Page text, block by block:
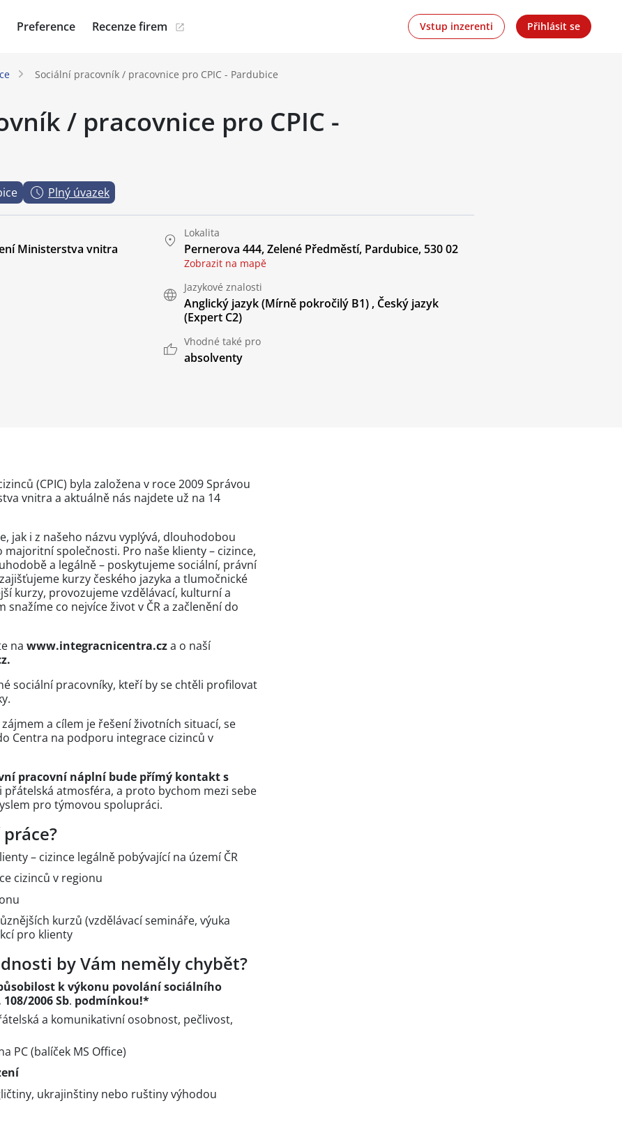
Preference Recenze firem Vstup inzerenti Přihlásit se
Sociální pracovník / pracovnice pro CPIC - Pardubice
/ pracovnice pro CPIC -
Plný úvazek
Ministerstva vnitra
Lokalita
Pernerova 444, Zelené Předměstí, Pardubice, 530 02
Zobrazit na mapě
Jazykové znalosti
Anglický jazyk(Mírně pokročilý B1) , Český jazyk
(Expert C2)
Vhodné také pro
absolventy
(CPIC) byla založena v roce 2009 Správou
vnitra a aktuálně nás najdete už na 14
jak i z našeho názvu vyplývá, dlouhodobou
společnosti. Pro naše klienty – cizince,
a legálně – poskytujeme sociální, právní
kurzy českého jazyka a tlumočnické
kurzy, provozujeme vzdělávací, kulturní a
snažíme co nejvíce život v ČR a začlenění do
na www.integracnicentra.cza o naší
sociální pracovníky, kteří by se chtěli profilovat
a cílem je řešení životních situací, se
Centra na podporu integrace cizinců v
pracovní náplní bude přímý kontakt s
přátelská atmosféra, a proto bychom mezi sebe
pro týmovou spolupráci.
– cizince legálně pobývající na území ČR
cizinců v regionu
kurzů (vzdělávací semináře, výuka
pro klienty
by Vám neměly chybět?
k výkonu povolání sociálního
2006 Sb. podmínkou!*
a komunikativní osobnost, pečlivost,
PC (balíček MS Office)
ukrajinštiny nebo ruštiny výhodou